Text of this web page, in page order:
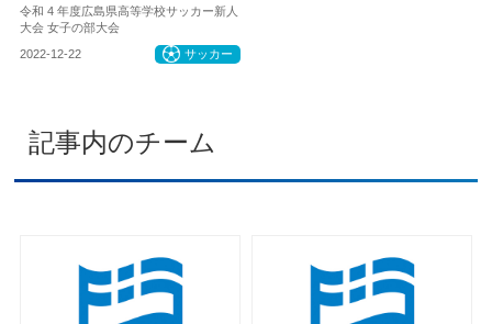
令和 4 年度広島県高等学校サッカー新人
大会 女子の部大会
2022-12-22 サッカー
記事内のチーム